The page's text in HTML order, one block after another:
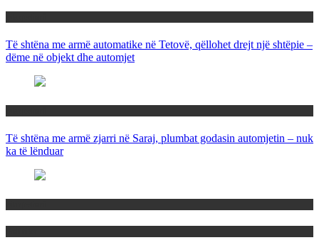
Të shtëna me armë automatike në Tetovë, qëllohet drejt një shtëpie –
dëme në objekt dhe automjet
Të shtëna me armë zjarri në Saraj, plumbat godasin automjetin – nuk
ka të lënduar